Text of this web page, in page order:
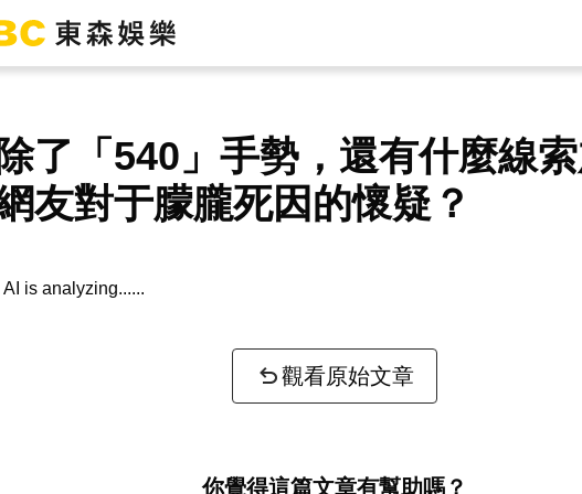
除了「540」手勢，還有什麼線
友對于朦朧死因的懷疑？
AI is analyzing...
觀看原始文章
你覺得這篇文章有幫助嗎？